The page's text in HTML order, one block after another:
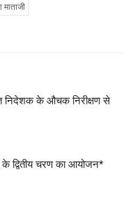
माताजी
निदेशक के औचक निरीक्षण से
द्वितीय चरण का आयोजन*